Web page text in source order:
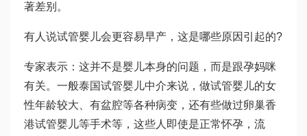
著差别。
有人说试管婴儿会更容易早产，这是哪些原因引起的?
专家表示：这并不是婴儿本身的问题，而是跟孕妈咪
有关。一般泰国试管婴儿中介来说，做试管婴儿的女
性年龄较大、有盆腔等各种病变，还有些做过卵巢香
港试管婴儿等手术等，这些人即使是正常怀孕，流